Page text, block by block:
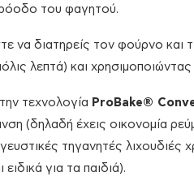
του φαγητού.
να διατηρείς τον φούρνο και
λεπτά) και
τεχνολογία ProBake®
(δηλαδή έχεις οικονομία
τηγανητές λιχουδιές
για τα παιδιά).